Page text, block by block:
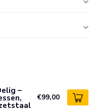
–
€99,00